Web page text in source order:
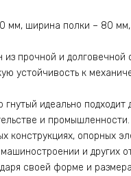
мм, ширина полки – 80
прочной и долговечной
устойчивость к
идеально подходит
и
конструкциях, опорных
и других
своей форме и